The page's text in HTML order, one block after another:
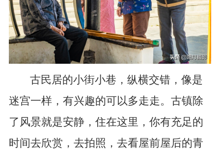
古民居的小街小巷，纵横交错，像是
迷宫一样，有兴趣的可以多走走。古镇除
了风景就是安静，住在这里，你有充足的
时间去欣赏，去拍照，去看屋前屋后的青